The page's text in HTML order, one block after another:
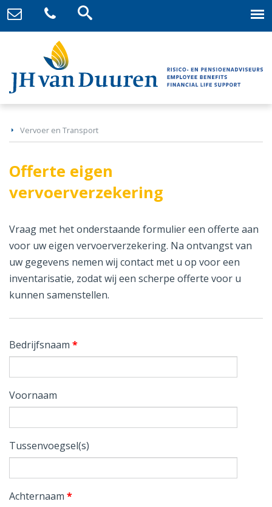
Vervoer en Transport
Offerte eigen
vervoerverzekering
Vraag met het onderstaande formulier een offerte aan
voor uw eigen vervoerverzekering. Na ontvangst van
uw gegevens nemen wij contact met u op voor een
inventarisatie, zodat wij een scherpe offerte voor u
kunnen samenstellen.
Bedrijfsnaam *
Voornaam
Tussenvoegsel(s)
Achternaam *